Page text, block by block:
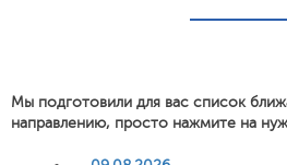
Мы подготовили для вас список
направлению, просто нажмите на